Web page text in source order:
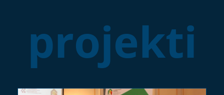
projekti